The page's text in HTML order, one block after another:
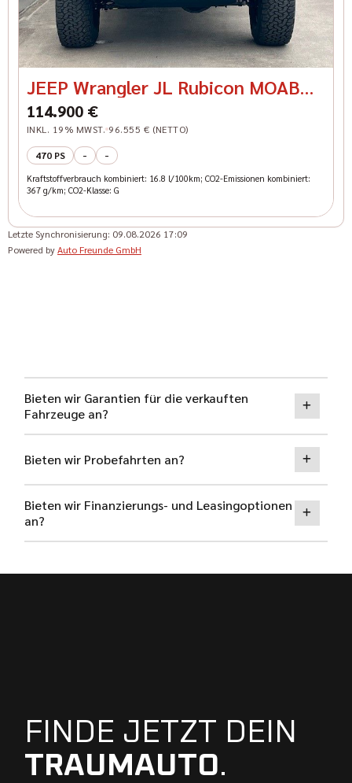
JEEP Wrangler JL Rubicon MOAB
392 Sky One-Winde MY26
114.900 €
INKL. 19% MWST. 96.555 € (NETTO)
470 PS - -
Kraftstoffverbrauch kombiniert: 16.8 l/100km; CO2-Emissionen kombiniert:
367 g/km; CO2-Klasse: G
Letzte Synchronisierung: 09.08.2026 17:09
Powered byAuto Freunde GmbH
Bieten wir Garantien für die verkauften
Fahrzeuge an?
Bieten wir Probefahrten an?
Bieten wir Finanzierungs- und Leasingoptionen
an?
FINDE JETZT DEIN
TRAUMAUTO.